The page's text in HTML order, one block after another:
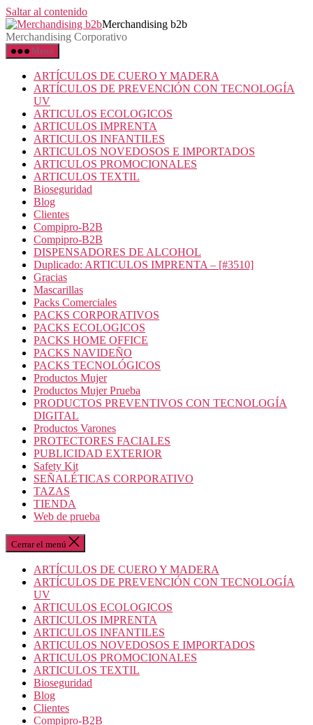
Saltar al contenido
Merchandising b2b
Merchandising Corporativo
Menú
ARTÍCULOS DE CUERO Y MADERA
ARTÍCULOS DE PREVENCIÓN CON TECNOLOGÍA
UV
ARTICULOS ECOLOGICOS
ARTICULOS IMPRENTA
ARTICULOS INFANTILES
ARTICULOS NOVEDOSOS E IMPORTADOS
ARTICULOS PROMOCIONALES
ARTICULOS TEXTIL
Bioseguridad
Blog
Clientes
Compipro-B2B
Compipro-B2B
DISPENSADORES DE ALCOHOL
Duplicado: ARTICULOS IMPRENTA – [#3510]
Gracias
Mascarillas
Packs Comerciales
PACKS CORPORATIVOS
PACKS ECOLOGICOS
PACKS HOME OFFICE
PACKS NAVIDEÑO
PACKS TECNOLÓGICOS
Productos Mujer
Productos Mujer Prueba
PRODUCTOS PREVENTIVOS CON TECNOLOGÍA
DIGITAL
Productos Varones
PROTECTORES FACIALES
PUBLICIDAD EXTERIOR
Safety Kit
SEÑALÉTICAS CORPORATIVO
TAZAS
TIENDA
Web de prueba
Cerrar el menú
ARTÍCULOS DE CUERO Y MADERA
ARTÍCULOS DE PREVENCIÓN CON TECNOLOGÍA
UV
ARTICULOS ECOLOGICOS
ARTICULOS IMPRENTA
ARTICULOS INFANTILES
ARTICULOS NOVEDOSOS E IMPORTADOS
ARTICULOS PROMOCIONALES
ARTICULOS TEXTIL
Bioseguridad
Blog
Clientes
Compipro-B2B